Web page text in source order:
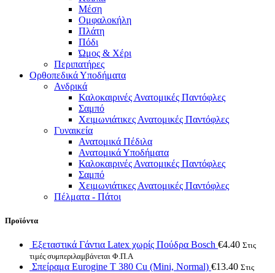
Μέση
Ομφαλοκήλη
Πλάτη
Πόδι
Ώμος & Χέρι
Περιπατήρες
Ορθοπεδικά Υποδήματα
Ανδρικά
Καλοκαιρινές Ανατομικές Παντόφλες
Σαμπό
Χειμωνιάτικες Ανατομικές Παντόφλες
Γυναικεία
Ανατομικά Πέδιλα
Ανατομικά Υποδήματα
Καλοκαιρινές Ανατομικές Παντόφλες
Σαμπό
Χειμωνιάτικες Ανατομικές Παντόφλες
Πέλματα - Πάτοι
Προϊόντα
Εξεταστικά Γάντια Latex χωρίς Πούδρα Bosch €4.40 Στις
τιμές συμπεριλαμβάνεται Φ.Π.Α
Σπείραμα Eurogine Τ 380 Cu (Mini, Normal) €13.40 Στις